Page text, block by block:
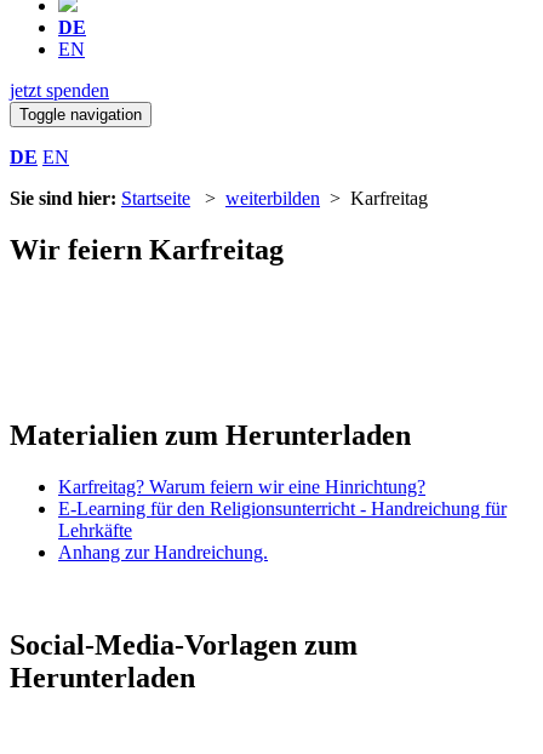
DE
EN
jetzt spenden
Toggle navigation
DE EN
Sie sind hier: Startseite > weiterbilden > Karfreitag
Wir feiern Karfreitag
Materialien zum Herunterladen
Karfreitag? Warum feiern wir eine Hinrichtung?
E-Learning für den Religionsunterricht - Handreichung für
Lehrkäfte
Anhang zur Handreichung.
Social-Media-Vorlagen zum
Herunterladen